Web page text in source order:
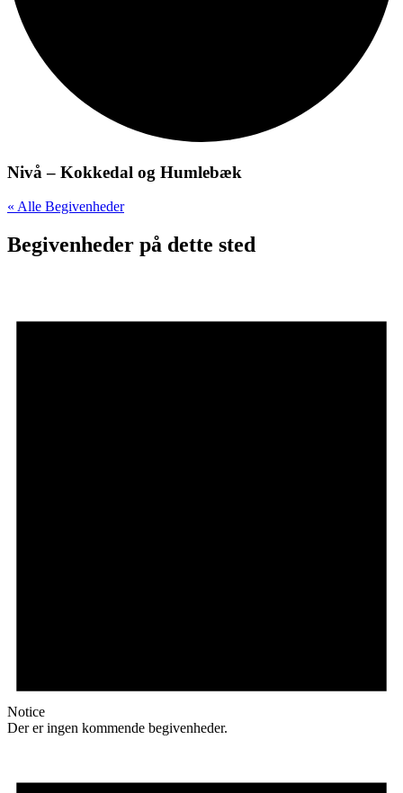
Nivå – Kokkedal og Humlebæk
« Alle Begivenheder
Begivenheder på dette sted
Notice
Der er ingen kommende begivenheder.